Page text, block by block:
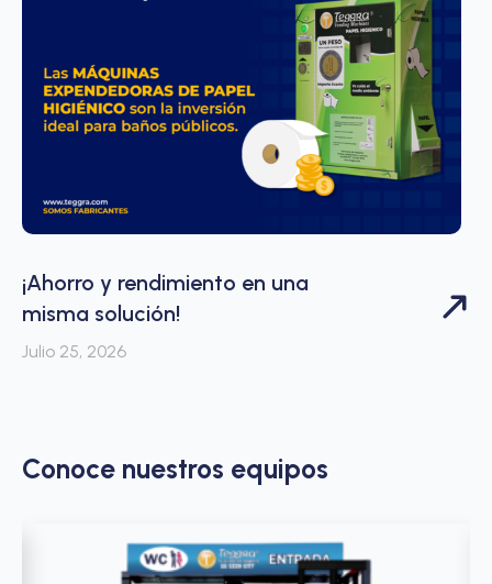
¡Ahorro y rendimiento en una
misma solución!
Julio 25, 2026
Conoce nuestros equipos